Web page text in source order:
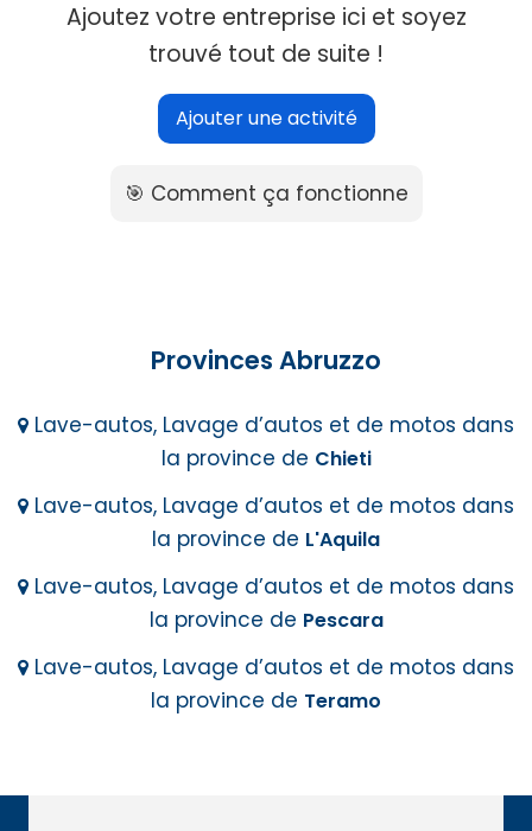
Ajoutez votre entreprise ici et soyez
trouvé tout de suite !
Ajouter une activité
🎯 Comment ça fonctionne
Provinces Abruzzo
Lave-autos, Lavage d’autos et de motos dans
la province de Chieti
Lave-autos, Lavage d’autos et de motos dans
la province de L'Aquila
Lave-autos, Lavage d’autos et de motos dans
la province de Pescara
Lave-autos, Lavage d’autos et de motos dans
la province de Teramo